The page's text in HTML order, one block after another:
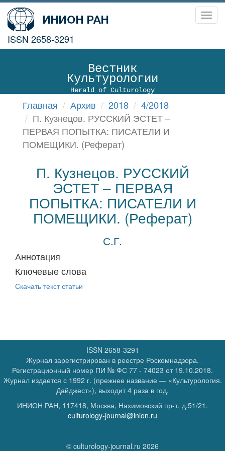
ISSN 2658-3291
Вестник
Культурологии
Herald of Culturology
Главная Архив 2018
4/2018
П. Кузнецов. РУССКИЙ ЭСТЕТ –
ПЕРВАЯ ПОПЫТКА: ПИСАТЕЛИ И
ПОМЕЩИКИ. (Реферат)
П. Кузнецов. РУССКИЙ
ЭСТЕТ – ПЕРВАЯ
ПОПЫТКА: ПИСАТЕЛИ И
ПОМЕЩИКИ. (Реферат)
С.Г.
Аннотация
Ключевые слова
Скачать текст статьи
ISSN 2658-3291
Журнал зарегистрирован в реестре Роскомнадзора.
Регистрационный номер ПИ № ФС 77 - 74023 от 19.10.2018.
Журнал издается с 1992 г. (прежнее название — «Культурология.
Дайджест»), выходит 4 раза в год.
ИНИОН РАН, 117418, Москва, Нахимовский пр-т, д.51/21.
culturology-journal@inion.ru
© culturology-journal.ru 2026